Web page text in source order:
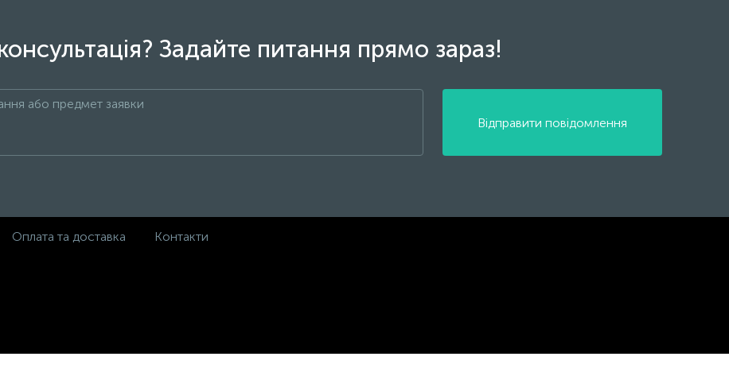
Задайте питання прямо зараз!
Відправити повідомлення
Оплата та доставка Контакти